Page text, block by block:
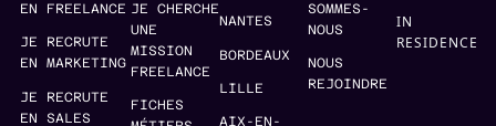
EN FREELANCE
JE RECRUTE
EN MARKETING
JE RECRUTE
EN SALES
JE CHERCHE
UNE
MISSION
FREELANCE
FICHES
NANTES
BORDEAUX
LILLE
AIX-EN-
SOMMES-
NOUS
NOUS
REJOINDRE
IN
RESIDENCE